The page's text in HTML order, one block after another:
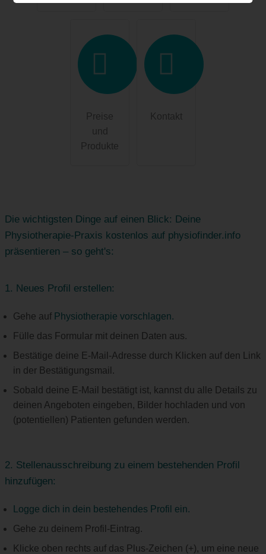
Preise
und
Produkte
Kontakt
Die wichtigsten Dinge auf einen Blick: Deine
Physiotherapie-Praxis kostenlos auf physiofinder.info
präsentieren – so geht's:
1. Neues Profil erstellen:
Gehe auf Physiotherapie vorschlagen.
Fülle das Formular mit deinen Daten aus.
Bestätige deine E-Mail-Adresse durch Klicken auf den Link
in der Bestätigungsmail.
Sobald deine E-Mail bestätigt ist, kannst du alle Details zu
deinen Angeboten eingeben, Bilder hochladen und von
(potentiellen) Patienten gefunden werden.
2. Stellenausschreibung zu einem bestehenden Profil
hinzufügen:
Logge dich in dein bestehendes Profil ein.
Gehe zu deinem Profil-Eintrag.
Klicke oben rechts auf das Plus-Zeichen (+), um eine neue